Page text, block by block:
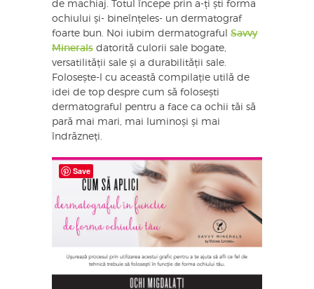
de machiaj. Totul începe prin a-ți ști forma
ochiului și- bineînțeles- un dermatograf
foarte bun. Noi iubim dermatograful Savvy
Minerals datorită culorii sale bogate,
versatilității sale și a durabilității sale.
Folosește-l cu această compilație utilă de
idei de top despre cum să folosești
dermatograful pentru a face ca ochii tăi să
pară mai mari, mai luminoși și mai
îndrăzneți.
Save